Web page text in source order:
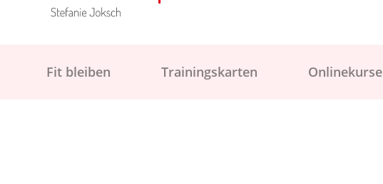
Fit bleiben Trainingskarten Onlinekurse